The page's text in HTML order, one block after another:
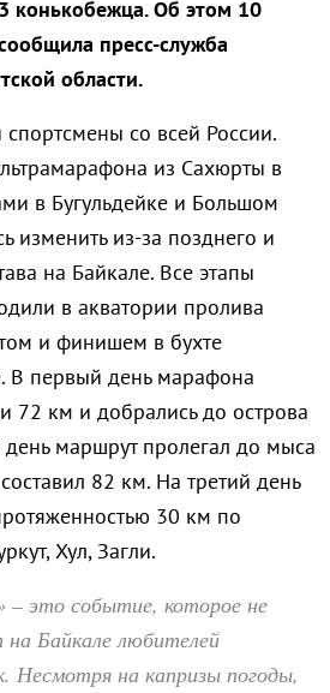
конькобежца. Об этом 10
пресс-служба
области.
спортсмены со всей России.
из Сахюрты в
в Бугульдейке и Большом
изменить из-за позднего и
на Байкале. Все этапы
в акватории пролива
и финишем в бухте
В первый день марафона
72 км и добрались до острова
маршрут пролегал до мыса
82 км. На третий день
30 км по
Хул, Загли.
это событие, которое не
на Байкале любителей
Несмотря на капризы погоды,